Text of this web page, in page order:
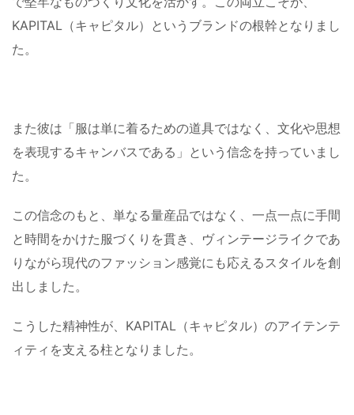
KAPITAL（キャピタル）というブランドの根幹となりまし
た。
また彼は「服は単に着るための道具ではなく、文化や思想
を表現するキャンバスである」という信念を持っていまし
た。
この信念のもと、単なる量産品ではなく、一点一点に手間
と時間をかけた服づくりを貫き、ヴィンテージライクであ
りながら現代のファッション感覚にも応えるスタイルを創
出しました。
こうした精神性が、KAPITAL（キャピタル）のアイテンテ
ィティを支える柱となりました。